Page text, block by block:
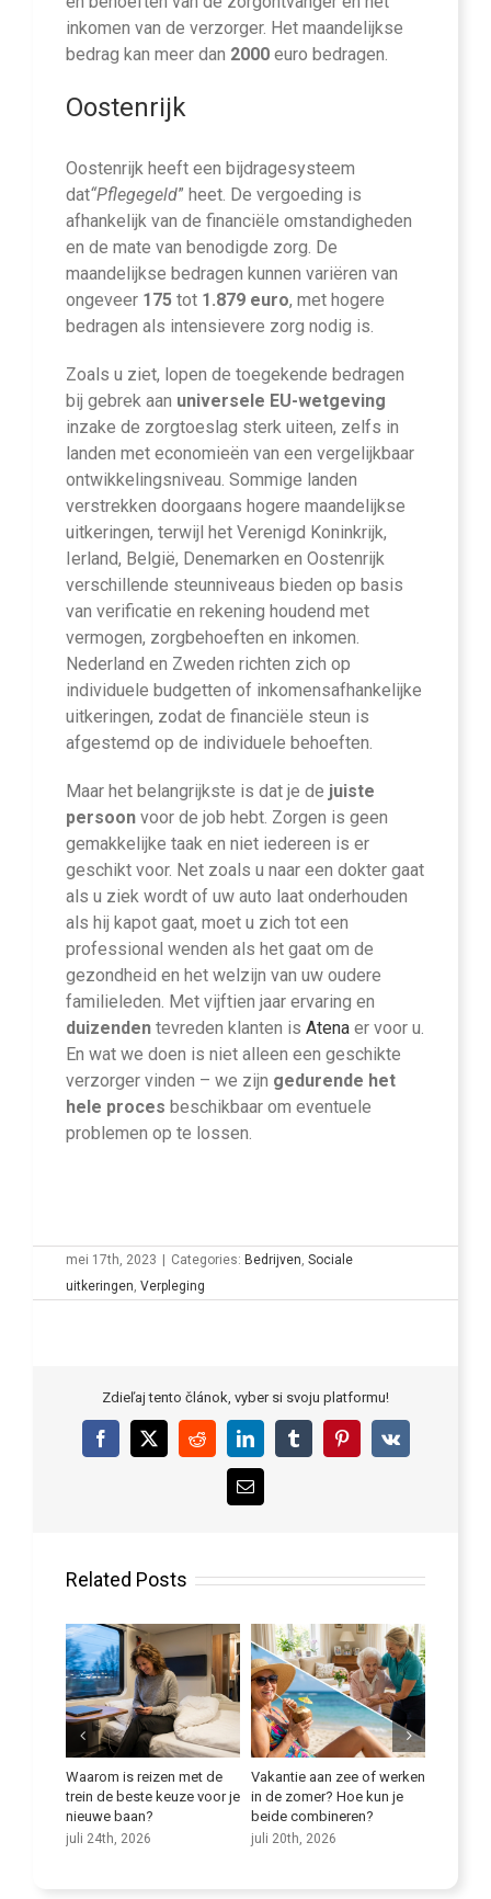
inkomen van de verzorger. Het maandelijkse
bedrag kan meer dan 2000 euro bedragen.
Oostenrijk
Oostenrijk heeft een bijdragesysteem
dat“Pflegegeld” heet. De vergoeding is
afhankelijk van de financiële omstandigheden
en de mate van benodigde zorg. De
maandelijkse bedragen kunnen variëren van
ongeveer 175 tot 1.879 euro, met hogere
bedragen als intensievere zorg nodig is.
Zoals u ziet, lopen de toegekende bedragen
bij gebrek aan universele EU-wetgeving
inzake de zorgtoeslag sterk uiteen, zelfs in
landen met economieën van een vergelijkbaar
ontwikkelingsniveau. Sommige landen
verstrekken doorgaans hogere maandelijkse
uitkeringen, terwijl het Verenigd Koninkrijk,
Ierland, België, Denemarken en Oostenrijk
verschillende steunniveaus bieden op basis
van verificatie en rekening houdend met
vermogen, zorgbehoeften en inkomen.
Nederland en Zweden richten zich op
individuele budgetten of inkomensafhankelijke
uitkeringen, zodat de financiële steun is
afgestemd op de individuele behoeften.
Maar het belangrijkste is dat je de juiste
persoon voor de job hebt. Zorgen is geen
gemakkelijke taak en niet iedereen is er
geschikt voor. Net zoals u naar een dokter gaat
als u ziek wordt of uw auto laat onderhouden
als hij kapot gaat, moet u zich tot een
professional wenden als het gaat om de
gezondheid en het welzijn van uw oudere
familieleden. Met vijftien jaar ervaring en
duizenden tevreden klanten is Atena er voor u.
En wat we doen is niet alleen een geschikte
verzorger vinden – we zijn gedurende het
hele proces beschikbaar om eventuele
problemen op te lossen.
mei 17th, 2023 | Categories: Bedrijven, Sociale
uitkeringen, Verpleging
Zdieľaj tento článok, vyber si svoju platformu!
Facebook
X RedditLinkedInTumblrPinterest
Vk
Email
Related Posts
met de
keuze voor je
Vakantie aan zee of werken
in de zomer? Hoe kun je
beide combineren?
juli 20th, 2026
Verbeter je taalvaardigheid
juli 9th, 2026